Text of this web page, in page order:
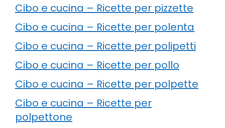
Cibo e cucina – Ricette per pizzette
Cibo e cucina – Ricette per polenta
Cibo e cucina – Ricette per polipetti
Cibo e cucina – Ricette per pollo
Cibo e cucina – Ricette per polpette
Cibo e cucina – Ricette per
polpettone